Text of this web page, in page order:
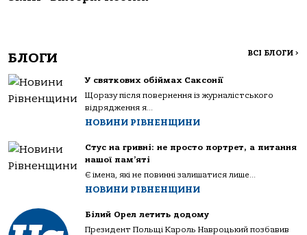
БЛОГИ ВСІ БЛОГИ >
У святкових обіймах Саксонії
Щоразу після повернення із журналістського
відрядження я...
НОВИНИ РІВНЕНЩИНИ
Стус на гривні: не просто портрет, а питання
нашої пам’яті
Є імена, які не повинні залишатися лише...
НОВИНИ РІВНЕНЩИНИ
Білий Орел летить додому
Президент Польщі Кароль Навроцький позбавив